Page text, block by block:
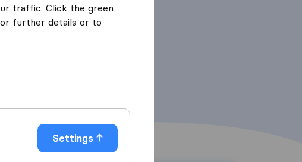
traffic. Click the green
further details or to
Settings